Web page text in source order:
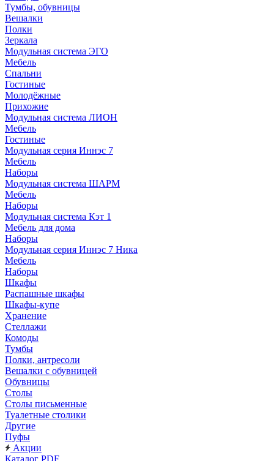
Тумбы, обувницы
Вешалки
Полки
Зеркала
Модульная система ЭГО
Мебель
Спальни
Гостиные
Молодёжные
Прихожие
Модульная система ЛИОН
Мебель
Гостиные
Модульная серия Иннэс 7
Мебель
Наборы
Модульная система ШАРМ
Мебель
Наборы
Модульная система Кэт 1
Мебель для дома
Наборы
Модульная серия Иннэс 7 Ника
Мебель
Наборы
Шкафы
Распашные шкафы
Шкафы-купе
Хранение
Стеллажи
Комоды
Тумбы
Полки, антресоли
Вешалки с обувницей
Обувницы
Столы
Столы письменные
Туалетные столики
Другие
Пуфы
Акции
Каталог PDF